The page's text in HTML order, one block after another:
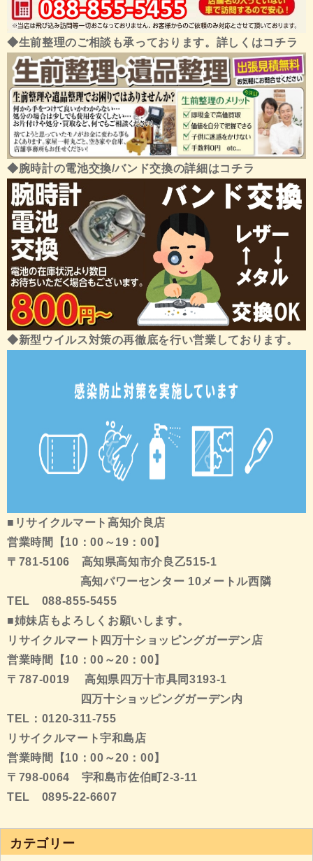
◆生前整理のご相談も承っております。詳しくはコチラ
◆腕時計の電池交換/バンド交換の詳細はコチラ
◆新型ウイルス対策の再徹底を行い営業しております。
■リサイクルマート高知介良店
営業時間【10：00～19：00】
〒781-5106 高知県高知市介良乙515-1
高知パワーセンター 10メートル西隣
TEL 088-855-5455
■姉妹店もよろしくお願いします。
リサイクルマート四万十ショッピングガーデン店
営業時間【10：00～20：00】
〒787-0019 高知県四万十市具同3193-1
四万十ショッピングガーデン内
TEL：0120-311-755
リサイクルマート宇和島店
営業時間【10：00～20：00】
〒798-0064 宇和島市佐伯町2-3-11
TEL 0895-22-6607
カテゴリー